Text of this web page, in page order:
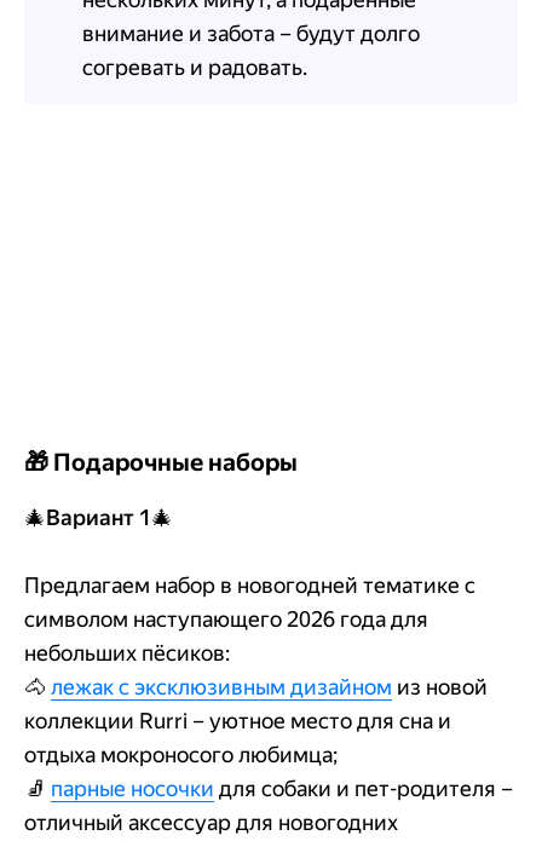
внимание и забота – будут долго
согревать и радовать.
🎁 Подарочные наборы
🎄Вариант 1🎄
Предлагаем набор в новогодней тематике с
символом наступающего 2026 года для
небольших пёсиков:
🐴 лежак с эксклюзивным дизайном из новой
коллекции Rurri – уютное место для сна и
отдыха мокроносого любимца;
🧦 парные носочки для собаки и пет-родителя –
отличный аксессуар для новогодних